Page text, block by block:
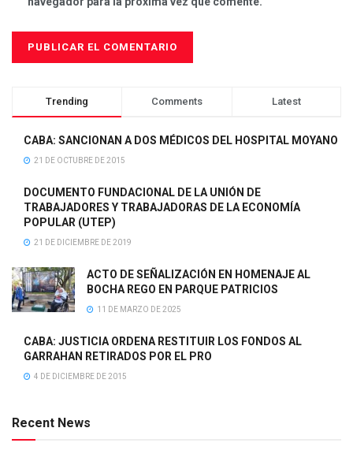
Trending Comments Latest
CABA: SANCIONAN A DOS MÉDICOS DEL HOSPITAL MOYANO
21 DE OCTUBRE DE 2015
DOCUMENTO FUNDACIONAL DE LA UNIÓN DE
TRABAJADORES Y TRABAJADORAS DE LA ECONOMÍA
POPULAR (UTEP)
21 DE DICIEMBRE DE 2019
ACTO DE SEÑALIZACIÓN EN HOMENAJE AL
BOCHA REGO EN PARQUE PATRICIOS
11 DE MARZO DE 2025
CABA: JUSTICIA ORDENA RESTITUIR LOS FONDOS AL
GARRAHAN RETIRADOS POR EL PRO
4 DE DICIEMBRE DE 2015
Recent News